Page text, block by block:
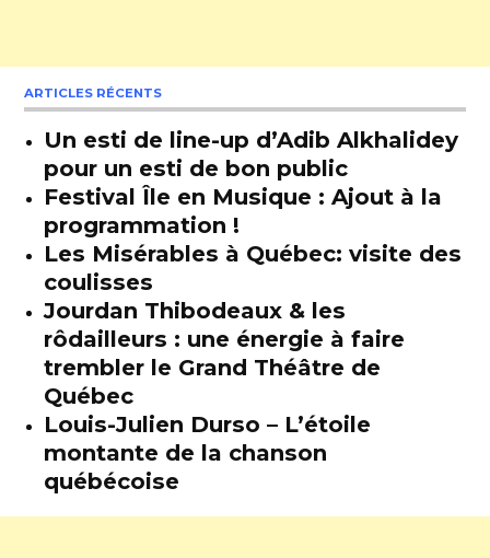
ARTICLES RÉCENTS
Un esti de line-up d’Adib Alkhalidey
pour un esti de bon public
Festival Île en Musique : Ajout à la
programmation !
Les Misérables à Québec: visite des
coulisses
Jourdan Thibodeaux & les
rôdailleurs : une énergie à faire
trembler le Grand Théâtre de
Québec
Louis-Julien Durso – L’étoile
montante de la chanson
québécoise